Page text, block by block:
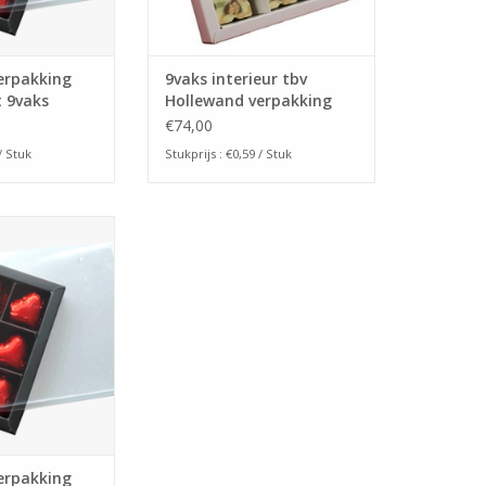
9vaks
Stuk
9vaks interieur tbv
Hollewand verpakking
NR115A
€74,00
Stukprijs : €0,59 / Stuk
en heeft
verpakt.